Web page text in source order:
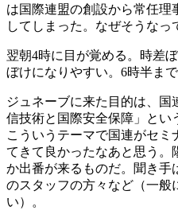
は国際連盟の創設から常任理
してしまった。なぜそうなっ
翌朝4時に目が覚める。時差
ぼけになりやすい。6時半まで
ジュネーブに来た目的は、国
信技術と国際安全保障」とい
こういうテーマで国連がセミ
てきて良かったなあと思う。
か出番が来るものだ。聞き手
のスタッフの方々など（一般
い）。